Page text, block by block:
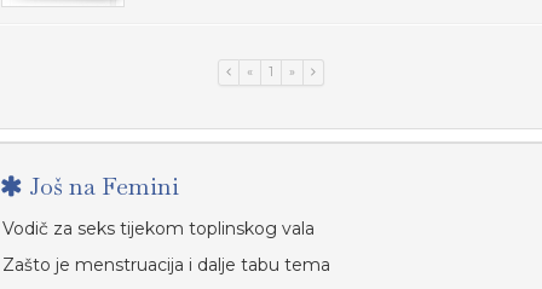
« 1 »
Još na Femini
Vodič za seks tijekom toplinskog vala
Zašto je menstruacija i dalje tabu tema